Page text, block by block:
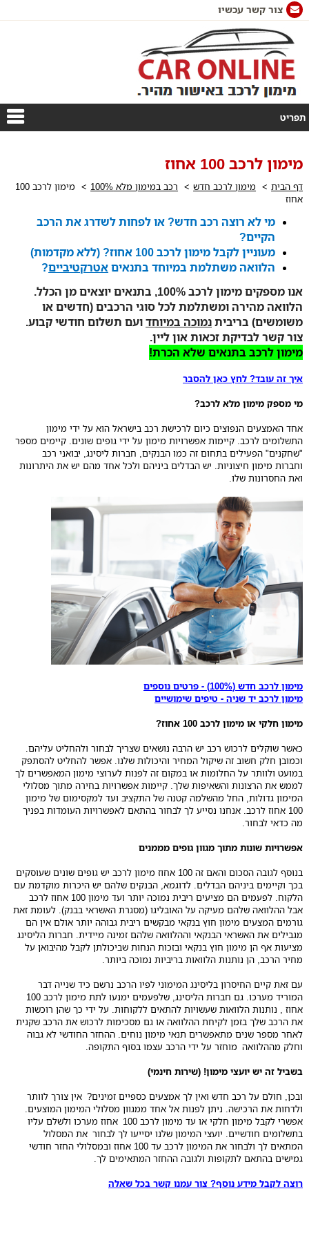
צור קשר עכשיו
תפריט
מימון לרכב 100 אחוז
דף הבית מימון לרכב חדש רכב במימון מלא 100%
מימון לרכב 100
אחוז
מי לא רוצה רכב חדש? או לפחות לשדרג את הרכב
הקיים?
מעוניין לקבל מימון לרכב 100 אחוז? (ללא מקדמות)
הלוואה משתלמת במיוחד בתנאיםאטרקטיביים?
אנו מספקים מימון לרכב 100%,
בתנאים יוצאים מן הכלל.
הלוואה מהירה ומשתלמת לכל סוגי הרכבים (חדשים או
משומשים) בריביתנמוכה במיוחדועם תשלום חודשי קבוע.
צור קשר לבדיקת זכאות און ליין.
מימון לרכב בתנאים שלא הכרת!
איך זה עובד? לחץ כאן להסבר
מי מספק מימון מלא לרכב?
אחד האמצעים הנפוצים כיום לרכישת רכב בישראל הוא על ידי מימון
התשלומים לרכב. קיימות אפשרויות מימון על ידי גופים שונים. קיימים מספר
"שחקנים" הפעילים בתחום זה כמו הבנקים, חברות ליסינג, יבואני רכב
וחברות מימון חיצוניות. יש הבדלים ביניהם ולכל אחד מהם יש את היתרונות
ואת החסרונות שלו.
מימון לרכב חדש (100%) - פרטים נוספים
מימון לרכב יד שניה - טיפים שימושיים
מימון חלקי או מימון לרכב 100 אחוז?
כאשר שוקלים לרכוש רכב יש הרבה נושאים שצריך לבחור ולהחליט עליהם.
וכמובן חלק חשוב זה שיקול המחיר והיכולות שלנו. אפשר להחליט להסתפק
במועט ולוותר על החלומות או במקום זה לפנות לערוצי מימון המאפשרים לך
לממש את הרצונות והשאיפות שלך. קיימות אפשרויות בחירה מתוך מסלולי
המימון גדולות, החל מהשלמה קטנה של התקציב ועד למקסימום של מימון
100 אחוז לרכב. אנחנו נסייע לך לבחור בהתאם לאפשרויות העומדות בפניך
מה כדאי לבחור.
אפשרויות שונות מתוך מגוון גופים מממנים
בנוסף לגובה הסכום והאם זה 100 אחוז מימון לרכב יש גופים שונים שעוסקים
בכך וקיימים ביניהם הבדלים. לדוגמא, הבנקים שלהם יש היכרות מוקדמת עם
הלקוח. לפעמים הם מציעים ריבית נמוכה יותר ועד מימון 100 אחוז לרכב
אבל ההלוואה שלהם מעיקה על האובליגו (מסגרת האשראי בבנק). לעומת זאת
גורמים המצעים מימון חוץ בנקאי מבקשים ריבית גבוהה יותר אולם אין הם
מגבילים את האשראי הבנקאי וההלוואה שלהם זמינה מיידית. חברות הליסינג
מציעות אף הן מימון חוץ בנקאי ובזכות הנחות שביכולתן לקבל מהיבואן על
מחיר הרכב, הן נותנות הלוואות בריביות נמוכה ביותר.
עם זאת קיים החיסרון בליסינג המימוני לפיו הרכב נרשם כיד שנייה דבר
המוריד מערכו. גם חברות הליסינג, שלפעמים ימנעו לתת מימון לרכב 100
אחוז , נותנות הלוואות שעשויות להתאים ללקוחות. על ידי כך שהן רוכשות
את הרכב שלך בזמן לקיחת ההלוואה או גם מסכימות לרכוש את הרכב שקנית
לאחר מספר שנים מתאפשרים תנאי מימון נוחים. ההחזר החודשי לא גבוה
וחלק מההלוואה מוחזר על ידי הרכב עצמו בסוף התקופה.
בשביל זה יש יועצי מימון! (שירות חינמי)
ובכן, חולם על רכב חדש ואין לך אמצעים כספיים זמינים? אין צורך לוותר
ולדחות את הרכישה. ניתן לפנות אל אחד ממגוון מסלולי המימון המוצעים.
אפשרי לקבל מימון חלקי או עד מימון לרכב 100 אחוז מערכו ולשלם עליו
בתשלומים חודשיים. יועצי המימון שלנו יסייעו לך לבחור את המסלול
המתאים לך ולבחור את המימון לרכב עד 100 אחוז ובמסלולי החזר חודשי
גמישים בהתאם לתקופות ולגובה ההחזר המתאימים לך.
רוצה לקבל מידע נוסף? צור עמנו קשר בכל שאלה